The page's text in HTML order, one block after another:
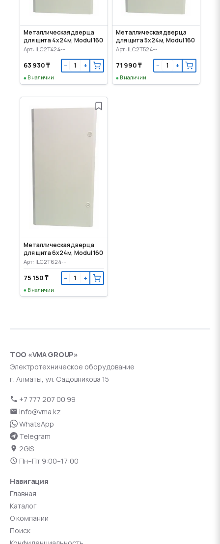
Металлическая дверца
для щита 4x24м, Modul 160
Арт: ILC2T424--
63 930 ₸ − +
В наличии
Металлическая дверца
для щита 5x24м, Modul 160
Арт: ILC2T524--
71 990 ₸ − +
В наличии
Металлическая дверца
для щита 6x24м, Modul 160
Арт: ILC2T624--
75 150 ₸ − +
В наличии
ТОО «VMA GROUP»
Электротехническое оборудование
г. Алматы, ул. Садовникова 15
+7 777 207 00 99
info@vma.kz
WhatsApp
Telegram
2GIS
Пн–Пт 9:00–17:00
Навигация
Главная
Каталог
О компании
Поиск